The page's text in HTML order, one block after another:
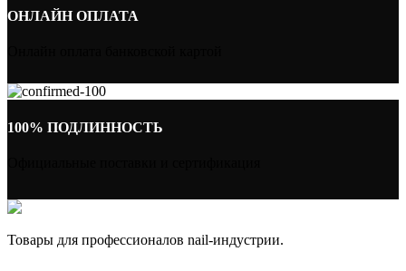
ОНЛАЙН ОПЛАТА
100% ПОДЛИННОСТЬ
Товары для профессионалов nail-индустрии.